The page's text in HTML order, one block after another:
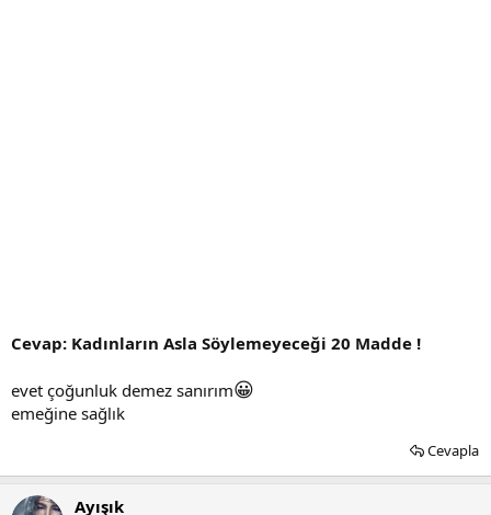
Cevap: Kadınların Asla Söylemeyeceği 20 Madde !
evet çoğunluk demez sanırım😀
emeğine sağlık
Cevapla
Ayışık